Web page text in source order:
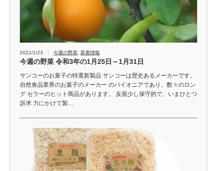
2021/1/23 今週の野菜 新着情報
今週の野菜 令和3年の1月25日～1月31日
サンコーのお菓子の特選新製品 サンコーは歴史あるメーカーです。
自然食品業界のお菓子のメーカー のパイオニアであり、数々のロン
グ セラーのヒット商品があります。 反面少し保守的で、いまひとつ
訴求 力にかけて製…